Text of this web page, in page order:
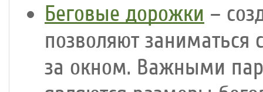
Беговые дорожки –
позволяют
за окном. Важными